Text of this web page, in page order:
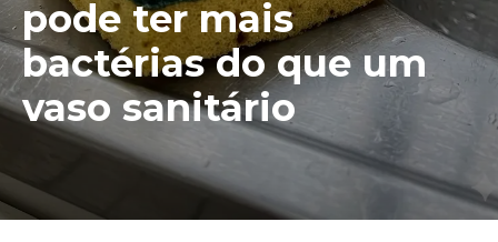
pode ter mais
bactérias do que um
vaso sanitário